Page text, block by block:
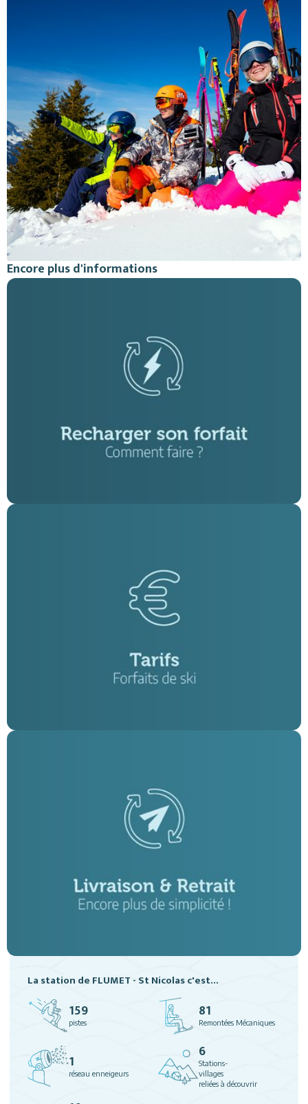
Encore plus d'informations
La station de FLUMET - St Nicolas c'est...
159
pistes
81
Remontées Mécaniques
1
réseau enneigeurs
6
Stations-
villages
reliées à découvrir